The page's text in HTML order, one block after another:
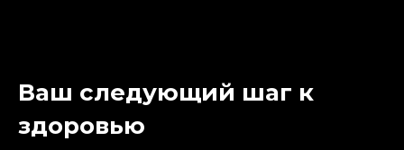
Ваш следующий шаг к
здоровью